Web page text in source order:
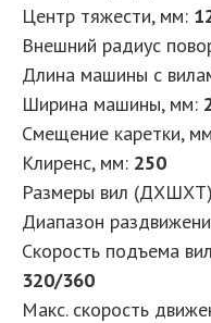
Центр тяжести, мм:
Внешний радиус
Длина машины с
Ширина машины, мм:
Смещение каретки,
Клиренс, мм: 250
Размеры вил
Диапазон
Скорость подъема
320/360
Макс. скорость